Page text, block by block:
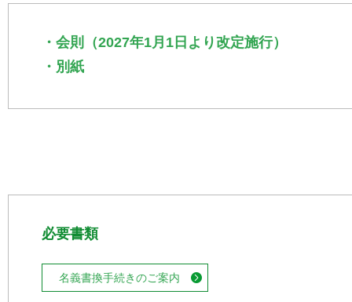
・会則（2027年1月1日より改定施行）
・別紙
必要書類
名義書換手続きのご案内